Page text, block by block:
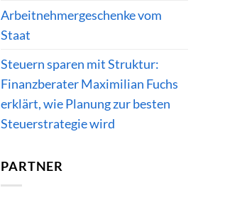
Arbeitnehmergeschenke vom
Staat
Steuern sparen mit Struktur:
Finanzberater Maximilian Fuchs
erklärt, wie Planung zur besten
Steuerstrategie wird
PARTNER